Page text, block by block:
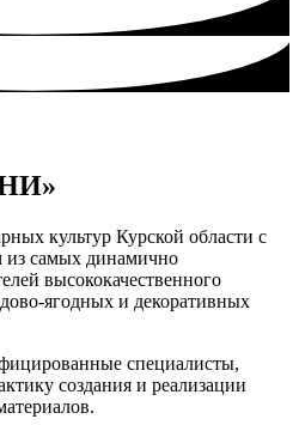
культур Курской области с
из самых динамично
высококачественного
ягодных и декоративных
специалисты,
создания и реализации